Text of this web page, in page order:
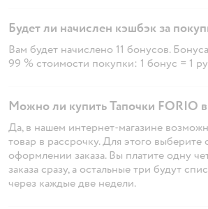
Будет ли начислен кэшбэк за
Вам будет начислено 11 бонусов.
99 % стоимости покупки: 1 бонус = 1
Можно ли купить Тапочки FORIO
Да, в нашем интернет-магазине
товар в рассрочку. Для этого
оформлении заказа. Вы платите одну
заказа сразу, а остальные три будут
через каждые две недели.